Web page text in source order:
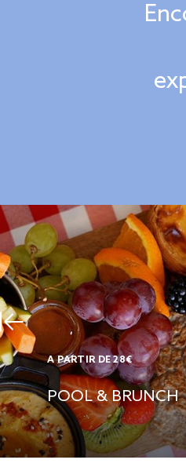
A PARTIR DE 28€
POOL & BRUNCH